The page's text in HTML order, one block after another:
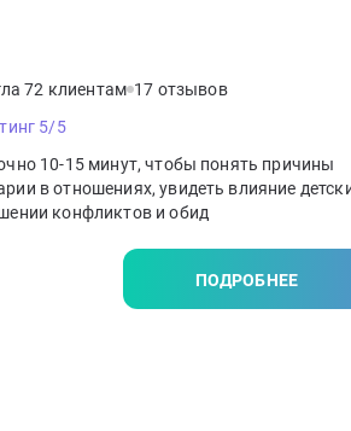
72 клиентам 17 отзывов
5/5
10-15 минут, чтобы понять причины
в отношениях, увидеть влияние
конфликтов и обид
ПОДРОБНЕЕ